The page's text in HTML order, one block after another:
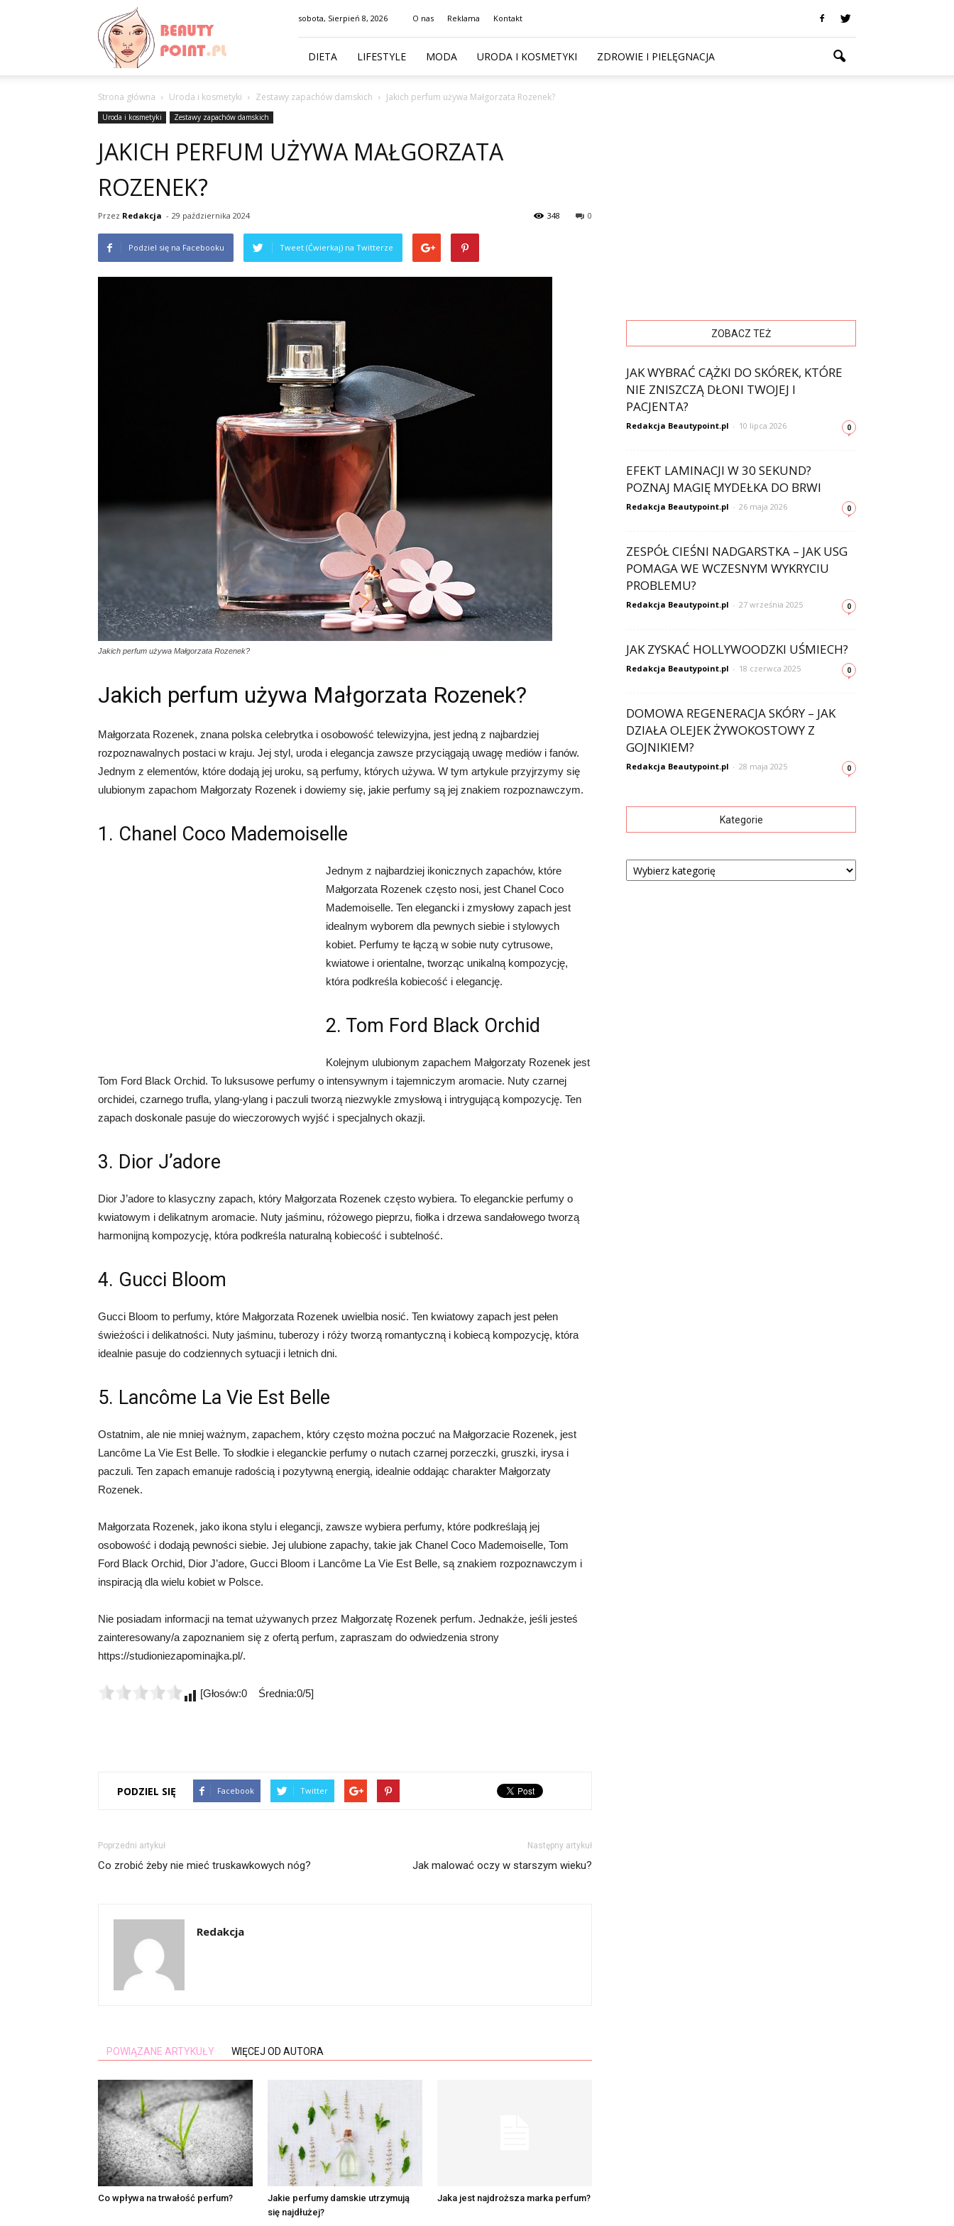
BeautyPoint.pl
sobota, Sierpień 8, 2026 O nas Reklama Kontakt
DIETA LIFESTYLE MODA URODA I KOSMETYKI ZDROWIE I PIELĘGNACJA
Strona główna Uroda i kosmetyki Zestawy zapachów damskich Jakich perfum używa Małgorzata Rozenek?
Uroda i kosmetyki Zestawy zapachów damskich
JAKICH PERFUM UŻYWA MAŁGORZATA
ROZENEK?
Przez Redakcja - 29 października 2024 0
348
Podziel się na Facebooku Tweet (Ćwierkaj) na Twitterze
Jakich perfum używa Małgorzata Rozenek?
Jakich perfum używa Małgorzata Rozenek?
Małgorzata Rozenek, znana polska celebrytka i osobowość telewizyjna, jest jedną z najbardziej
rozpoznawalnych postaci w kraju. Jej styl, uroda i elegancja zawsze przyciągają uwagę mediów i fanów.
Jednym z elementów, które dodają jej uroku, są perfumy, których używa. W tym artykule przyjrzymy się
ulubionym zapachom Małgorzaty Rozenek i dowiemy się, jakie perfumy są jej znakiem rozpoznawczym.
1. Chanel Coco Mademoiselle
Jednym z najbardziej ikonicznych zapachów, które
Małgorzata Rozenek często nosi, jest Chanel Coco
Mademoiselle. Ten elegancki i zmysłowy zapach jest
idealnym wyborem dla pewnych siebie i stylowych
kobiet. Perfumy te łączą w sobie nuty cytrusowe,
kwiatowe i orientalne, tworząc unikalną kompozycję,
która podkreśla kobiecość i elegancję.
2. Tom Ford Black Orchid
Kolejnym ulubionym zapachem Małgorzaty Rozenek jest
Tom Ford Black Orchid. To luksusowe perfumy o intensywnym i tajemniczym aromacie. Nuty czarnej
orchidei, czarnego trufla, ylang-ylang i paczuli tworzą niezwykle zmysłową i intrygującą kompozycję. Ten
zapach doskonale pasuje do wieczorowych wyjść i specjalnych okazji.
3. Dior J’adore
Dior J’adore to klasyczny zapach, który Małgorzata Rozenek często wybiera. To eleganckie perfumy o
kwiatowym i delikatnym aromacie. Nuty jaśminu, różowego pieprzu, fiołka i drzewa sandałowego tworzą
harmonijną kompozycję, która podkreśla naturalną kobiecość i subtelność.
4. Gucci Bloom
Gucci Bloom to perfumy, które Małgorzata Rozenek uwielbia nosić. Ten kwiatowy zapach jest pełen
świeżości i delikatności. Nuty jaśminu, tuberozy i róży tworzą romantyczną i kobiecą kompozycję, która
idealnie pasuje do codziennych sytuacji i letnich dni.
5. Lancôme La Vie Est Belle
Ostatnim, ale nie mniej ważnym, zapachem, który często można poczuć na Małgorzacie Rozenek, jest
Lancôme La Vie Est Belle. To słodkie i eleganckie perfumy o nutach czarnej porzeczki, gruszki, irysa i
paczuli. Ten zapach emanuje radością i pozytywną energią, idealnie oddając charakter Małgorzaty
Rozenek.
Małgorzata Rozenek, jako ikona stylu i elegancji, zawsze wybiera perfumy, które podkreślają jej
osobowość i dodają pewności siebie. Jej ulubione zapachy, takie jak Chanel Coco Mademoiselle, Tom
Ford Black Orchid, Dior J’adore, Gucci Bloom i Lancôme La Vie Est Belle, są znakiem rozpoznawczym i
inspiracją dla wielu kobiet w Polsce.
Nie posiadam informacji na temat używanych przez Małgorzatę Rozenek perfum. Jednakże, jeśli jesteś
zainteresowany/a zapoznaniem się z ofertą perfum, zapraszam do odwiedzenia strony
https://studioniezapominajka.pl/.
[Głosów:0 Średnia:0/5]
PODZIEL SIĘ Facebook Twitter
Poprzedni artykuł
Co zrobić żeby nie mieć truskawkowych nóg?
Następny artykuł
Jak malować oczy w starszym wieku?
Redakcja
POWIĄZANE ARTYKUŁY WIĘCEJ OD AUTORA
Co wpływa na trwałość perfum?
Jakie perfumy damskie utrzymują
się najdłużej?
Jaka jest najdroższa marka perfum?
ZOBACZ TEŻ
JAK WYBRAĆ CĄŻKI DO SKÓREK, KTÓRE
NIE ZNISZCZĄ DŁONI TWOJEJ I
PACJENTA?
Redakcja Beautypoint.pl - 10 lipca 2026 0
EFEKT LAMINACJI W 30 SEKUND?
POZNAJ MAGIĘ MYDEŁKA DO BRWI
Redakcja Beautypoint.pl - 26 maja 2026 0
ZESPÓŁ CIEŚNI NADGARSTKA – JAK USG
POMAGA WE WCZESNYM WYKRYCIU
PROBLEMU?
Redakcja Beautypoint.pl - 27 września 2025 0
JAK ZYSKAĆ HOLLYWOODZKI UŚMIECH?
Redakcja Beautypoint.pl - 18 czerwca 2025 0
DOMOWA REGENERACJA SKÓRY – JAK
DZIAŁA OLEJEK ŻYWOKOSTOWY Z
GOJNIKIEM?
Redakcja Beautypoint.pl - 28 maja 2025 0
Kategorie
Kategorie